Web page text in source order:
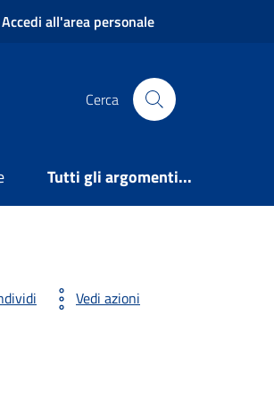
Accedi all'area personale
Cerca
Tutti gli argomenti...
Vedi azioni